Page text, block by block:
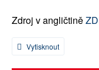
Zdroj v angličtině
Vytisknout